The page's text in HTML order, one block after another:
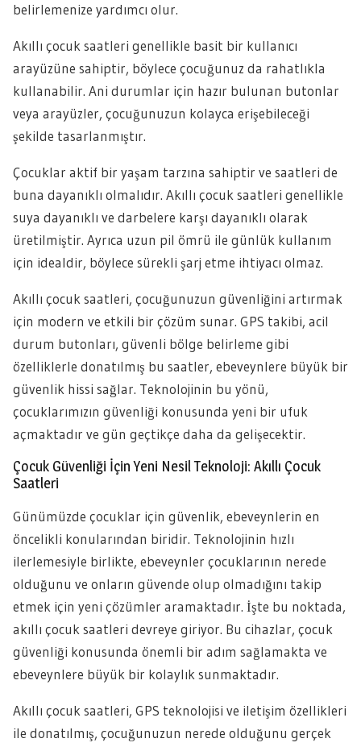
belirlemenize yardımcı olur.
Akıllı çocuk saatleri genellikle basit bir kullanıcı
arayüzüne sahiptir, böylece çocuğunuz da rahatlıkla
kullanabilir. Ani durumlar için hazır bulunan butonlar
veya arayüzler, çocuğunuzun kolayca erişebileceği
şekilde tasarlanmıştır.
Çocuklar aktif bir yaşam tarzına sahiptir ve saatleri de
buna dayanıklı olmalıdır. Akıllı çocuk saatleri genellikle
suya dayanıklı ve darbelere karşı dayanıklı olarak
üretilmiştir. Ayrıca uzun pil ömrü ile günlük kullanım
için idealdir, böylece sürekli şarj etme ihtiyacı olmaz.
Akıllı çocuk saatleri, çocuğunuzun güvenliğini artırmak
için modern ve etkili bir çözüm sunar. GPS takibi, acil
durum butonları, güvenli bölge belirleme gibi
özelliklerle donatılmış bu saatler, ebeveynlere büyük bir
güvenlik hissi sağlar. Teknolojinin bu yönü,
çocuklarımızın güvenliği konusunda yeni bir ufuk
açmaktadır ve gün geçtikçe daha da gelişecektir.
Çocuk Güvenliği İçin Yeni Nesil Teknoloji: Akıllı Çocuk
Saatleri
Günümüzde çocuklar için güvenlik, ebeveynlerin en
öncelikli konularından biridir. Teknolojinin hızlı
ilerlemesiyle birlikte, ebeveynler çocuklarının nerede
olduğunu ve onların güvende olup olmadığını takip
etmek için yeni çözümler aramaktadır. İşte bu noktada,
akıllı çocuk saatleri devreye giriyor. Bu cihazlar, çocuk
güvenliği konusunda önemli bir adım sağlamakta ve
ebeveynlere büyük bir kolaylık sunmaktadır.
Akıllı çocuk saatleri, GPS teknolojisi ve iletişim özellikleri
ile donatılmış, çocuğunuzun nerede olduğunu gerçek